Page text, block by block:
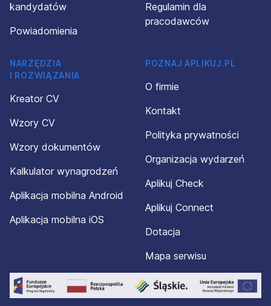
kandydatów
Powiadomienia
Regulamin dla
pracodawców
NARZĘDZIA
I ROZWIĄZANIA
Kreator CV
Wzory CV
Wzory dokumentów
Kalkulator wynagrodzeń
Aplikacja mobilna Android
Aplikacja mobilna iOS
POZNAJ APLIKUJ.PL
O firmie
Kontakt
Polityka prywatności
Organizacja wydarzeń
Aplikuj Check
Aplikuj Connect
Dotacja
Mapa serwisu